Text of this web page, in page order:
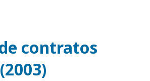
contratos